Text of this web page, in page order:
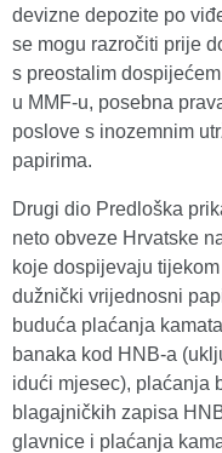
devizne depozite po
se mogu razročiti prije
s preostalim
u MMF-u, posebna
poslove s inozemnim
papirima.
Drugi dio Predloška
neto obveze Hrvatske
koje dospijevaju
dužnički vrijednosni
buduća plaćanja
banaka kod HNB-a
idući mjesec), plaćanja
blagajničkih zapisa
glavnice i plaćanja